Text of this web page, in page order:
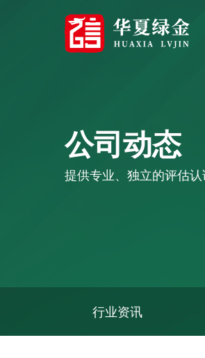
公司动态
提供专业、独立的评估
行业资讯